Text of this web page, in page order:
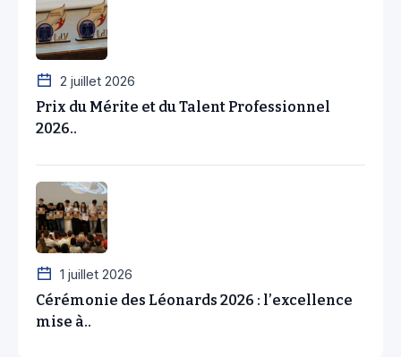
2 juillet 2026
Prix du Mérite et du Talent Professionnel
2026..
1 juillet 2026
Cérémonie des Léonards 2026 : l’excellence
mise à..